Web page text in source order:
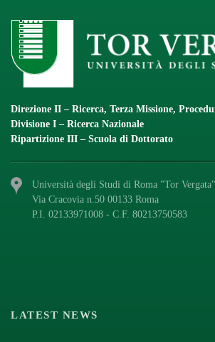
Direzione II – Ricerca, Terza Missione,
Divisione I – Ricerca Nazionale
Ripartizione III – Scuola di Dottorato
Università degli Studi di Roma "Tor Vergata"
Via Cracovia n.50 00133 Roma
P.I. 02133971008 - C.F. 80213750583
LATEST NEWS